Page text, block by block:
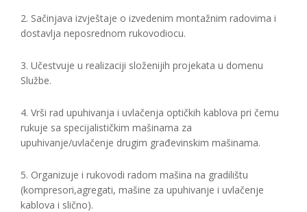
2. Sačinjava izvještaje o izvedenim montažnim radovima i
dostavlja neposrednom rukovodiocu.
3. Učestvuje u realizaciji složenijih projekata u domenu
Službe.
4. Vrši rad upuhivanja i uvlačenja optičkih kablova pri čemu
rukuje sa specijalističkim mašinama za
upuhivanje/uvlačenje drugim građevinskim mašinama.
5. Organizuje i rukovodi radom mašina na gradilištu
(kompresori,agregati, mašine za upuhivanje i uvlačenje
kablova i slično).